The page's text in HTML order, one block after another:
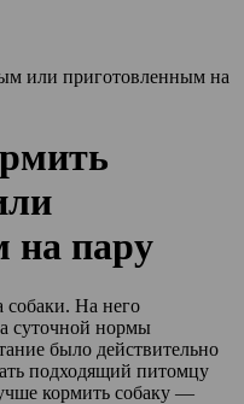
или приготовленным на
на пару
На него
суточной нормы
было действительно
подходящий питомцу
кормить собаку —